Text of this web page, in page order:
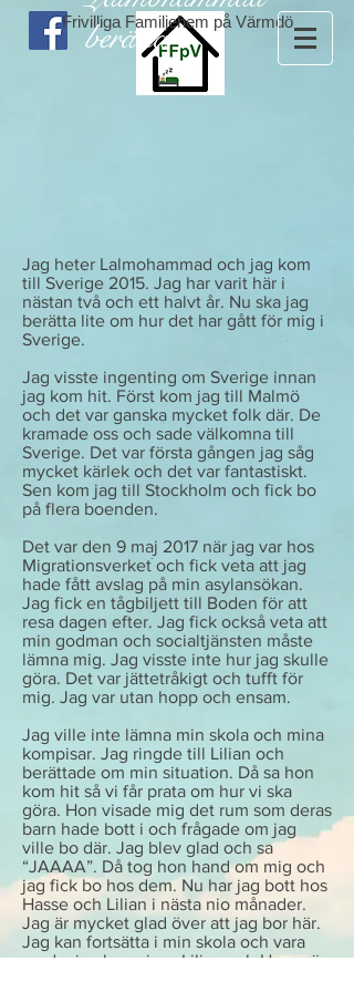
Frivilliga Familjehem på Värmdö
berättar
Jag heter Lalmohammad och jag kom
till Sverige 2015. Jag har varit här i
nästan två och ett halvt år. Nu ska jag
berätta lite om hur det har gått för mig i
Sverige.
Jag visste ingenting om Sverige innan
jag kom hit. Först kom jag till Malmö
och det var ganska mycket folk där. De
kramade oss och sade välkomna till
Sverige. Det var första gången jag såg
mycket kärlek och det var fantastiskt.
Sen kom jag till Stockholm och fick bo
på flera boenden.
Det var den 9 maj 2017 när jag var hos
Migrationsverket och fick veta att jag
hade fått avslag på min asylansökan.
Jag fick en tågbiljett till Boden för att
resa dagen efter. Jag fick också veta att
min godman och socialtjänsten måste
lämna mig. Jag visste inte hur jag skulle
göra. Det var jättetråkigt och tufft för
mig. Jag var utan hopp och ensam.
Jag ville inte lämna min skola och mina
kompisar. Jag ringde till Lilian och
berättade om min situation. Då sa hon
kom hit så vi får prata om hur vi ska
göra. Hon visade mig det rum som deras
barn hade bott i och frågade om jag
ville bo där. Jag blev glad och sa
“JAAAA”. Då tog hon hand om mig och
jag fick bo hos dem. Nu har jag bott hos
Hasse och Lilian i nästa nio månader.
Jag är mycket glad över att jag bor här.
Jag kan fortsätta i min skola och vara
med mina kompisar. Lilian och Hasse är